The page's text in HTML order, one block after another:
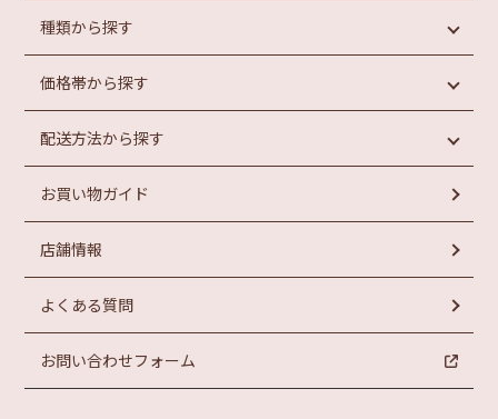
種類から探す
めんたいこ
惣菜・パン
ラーメン
価格帯から探す
1,000円未満
2,000円以上
4,000
配送方法から探す
常温商品
冷凍商品
お買い物ガイド
店舗情報
よくある質問
お問い合わせフォーム